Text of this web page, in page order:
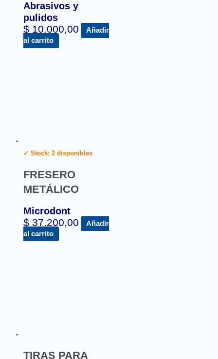
Abrasivos y
pulidos
$ 10.000,00
Añadir
al carrito
✓ Stock: 2 disponibles
FRESERO
METÁLICO
Microdont
$ 37.200,00
Añadir
al carrito
TIRAS PARA